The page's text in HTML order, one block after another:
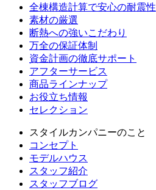
全棟構造計算で安心の耐震性
素材の厳選
断熱への強いこだわり
万全の保証体制
資金計画の徹底サポート
アフターサービス
商品ラインナップ
お役立ち情報
セレクション
スタイルカンパニーのこと
コンセプト
モデルハウス
スタッフ紹介
スタッフブログ